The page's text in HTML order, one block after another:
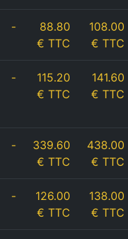
-
88.80
€ TTC
108.00
€ TTC
-
115.20
€ TTC
141.60
€ TTC
-
339.60
€ TTC
438.00
€ TTC
-
126.00
€ TTC
138.00
€ TTC